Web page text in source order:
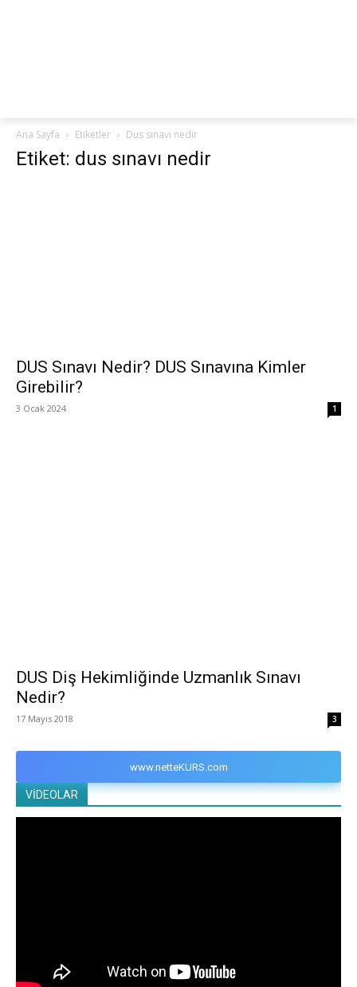
Ana Sayfa Etiketler Dus sınavı nedir
Etiket: dus sınavı nedir
DUS Sınavı Nedir? DUS Sınavına Kimler
Girebilir?
3 Ocak 2024 1
DUS Diş Hekimliğinde Uzmanlık Sınavı
Nedir?
17 Mayıs 2018 3
www.netteKURS.com
VİDEOLAR